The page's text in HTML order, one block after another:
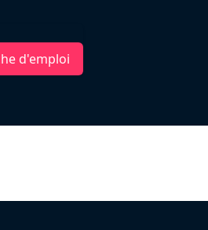
d'emploi